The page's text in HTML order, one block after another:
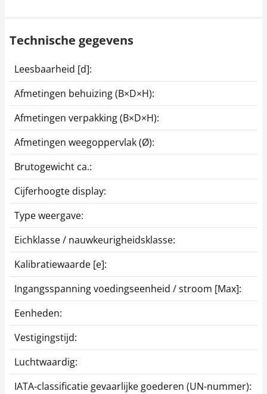
Technische gegevens
Leesbaarheid [d]:
Afmetingen behuizing (B×D×H):
Afmetingen verpakking (B×D×H):
Afmetingen weegoppervlak (Ø):
Brutogewicht ca.:
Cijferhoogte display:
Type weergave:
Eichklasse / nauwkeurigheidsklasse:
Kalibratiewaarde [e]:
Ingangsspanning voedingseenheid / stroom [Max]:
Eenheden:
Vestigingstijd:
Luchtwaardig:
IATA-classificatie gevaarlijke goederen (UN-nummer):